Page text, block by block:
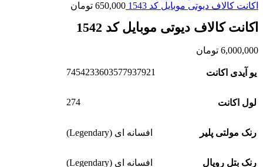
اکانت کالاف دیوتی موبایل کد 1543 650,000 تومان
اکانت کالاف دیوتی موبایل کد 1542
6,000,000 تومان
یو آیدی اکانت 7454233603577937921
لول اکانت 274
رنک مولتی پلیر افسانه ای (Legendary)
رنک بتل رویال افسانه ای (Legendary)